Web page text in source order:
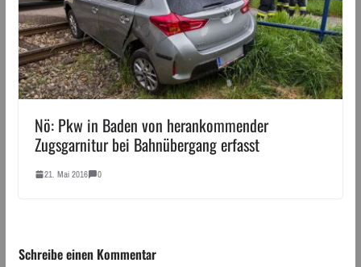
Nö: Pkw in Baden von herankommender
Zugsgarnitur bei Bahnübergang erfasst
21. Mai 2016 0
Schreibe einen Kommentar